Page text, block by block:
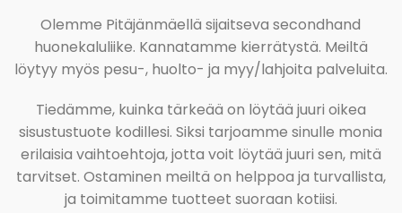
Olemme Pitäjänmäellä sijaitseva secondhand
huonekaluliike. Kannatamme kierrätystä. Meiltä
löytyy myös pesu-, huolto- ja myy/lahjoita palveluita.
Tiedämme, kuinka tärkeää on löytää juuri oikea
sisustustuote kodillesi. Siksi tarjoamme sinulle monia
erilaisia vaihtoehtoja, jotta voit löytää juuri sen, mitä
tarvitset. Ostaminen meiltä on helppoa ja turvallista,
ja toimitamme tuotteet suoraan kotiisi.